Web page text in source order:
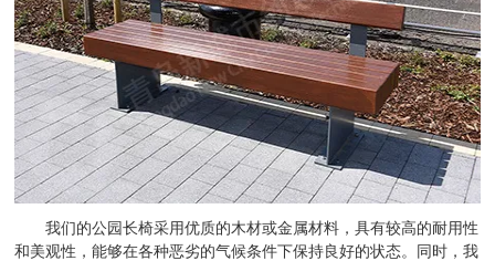
我们的公园长椅采用优质的木材或金属材料，具有较高的耐用性
和美观性，能够在各种恶劣的气候条件下保持良好的状态。同时，我